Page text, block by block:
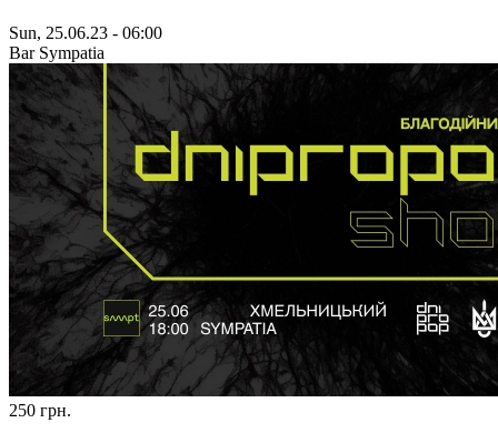
Sun, 25.06.23 - 06:00
Bar Sympatia
250 грн.